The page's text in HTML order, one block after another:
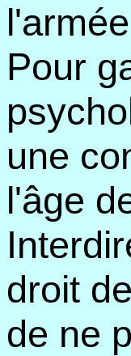
Pour
une
l'âge
droit
de ne